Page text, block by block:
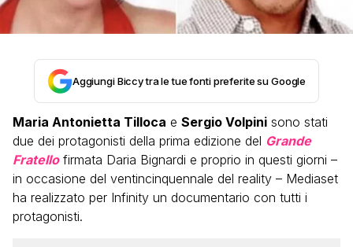
Aggiungi Biccy tra le tue fonti preferite su Google
Maria Antonietta Tilloca e Sergio Volpini sono stati
due dei protagonisti della prima edizione del Grande
Fratellofirmata Daria Bignardi e proprio in questi giorni –
in occasione del ventincinquennale del reality – Mediaset
ha realizzato per Infinity un documentario con tutti i
protagonisti.